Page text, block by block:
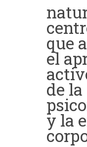
que
el
de la
y la